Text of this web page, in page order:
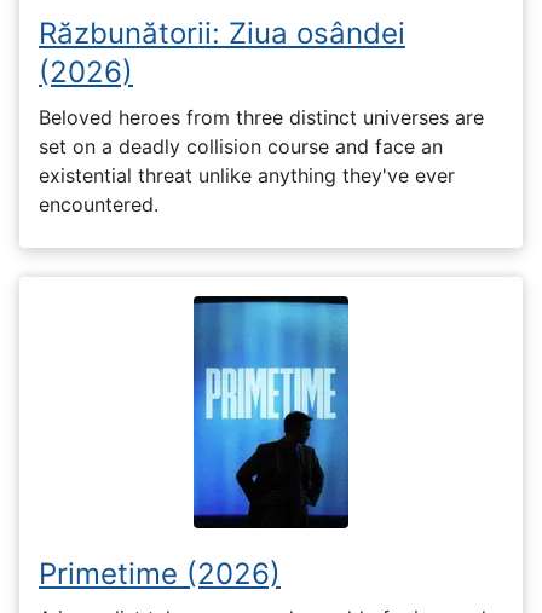
Răzbunătorii: Ziua osândei
(2026)
Beloved heroes from three distinct universes are
set on a deadly collision course and face an
existential threat unlike anything they've ever
encountered.
Primetime (2026)